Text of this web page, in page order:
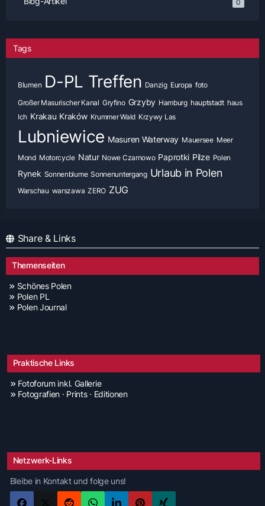
0
Tags
Blumen D-PL Treffen Danzig Europa foto
Großer Masurischer Kanal Gryfino Grzyby Hamburg hauptstadt haus
Ich Krakau Kraków Krummer Wald Krzywy Las
Lubniewice Masuren Waterway Mauersee Meer
Mond Motorcycle Natur Nowe Czarnowo Paprotki Pilze Polen
Rynek Sonnenblume Sonnenuntergang Urlaub in Polen
Warschau warszawa ZERO ZUG
Share & Links
Themenseiten
Schönes Polen
Polen PL
Polen Journal
Praktische Links
Fotoforum inkl. Gallerie
Fotografien · Prints · Editionen
Netzwerk-Links
Bleibe in Kontakt und folge uns!